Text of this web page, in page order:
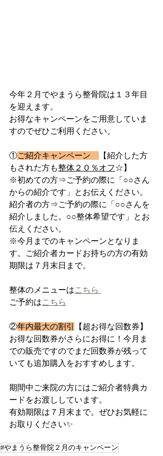
今年２月でやまうら整骨院は１３年目
を迎えます。
お得なキャンペーンをご用意していま
すのでぜひご利用ください。
①ご紹介キャンペーン
【紹介した方
もされた方も整体２０％オフ☆】
※初めての方⇒ご予約の際に「○○さん
からの紹介です」とお伝えください。
紹介者の方⇒ご予約の際に「○○さんを
紹介しました。○○整体希望です」とお
伝えください。
※今月までのキャンペーンとなりま
す。ご紹介者カードお持ちの方の有効
期限は７月末日まで。
整体のメニューはこちら
ご予約はこちら
②年内最大の割引
【超お得な回数券】
お得な回数券がさらにお得に！今月ま
での販売ですのでまだ回数券が残って
いても追加購入をおすすめします。
期間中ご来院の方にはご紹介者特典カ
ードをお渡ししています。
有効期限は７月末まで。ぜひお気軽に
お取りください✨
#やまうら整骨院２月のキャンペーン